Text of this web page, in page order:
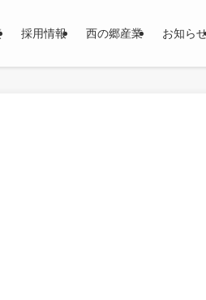
採用情報 西の郷産業 お知ら